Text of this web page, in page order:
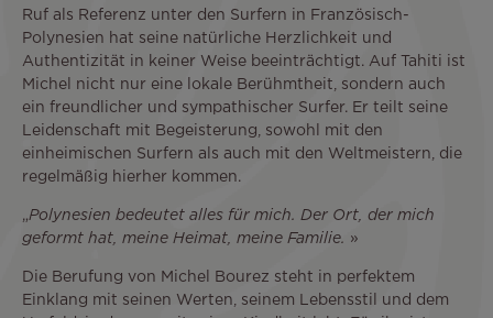
Ruf als Referenz unter den Surfern in Französisch-
Polynesien hat seine natürliche Herzlichkeit und
Authentizität in keiner Weise beeinträchtigt. Auf Tahiti ist
Michel nicht nur eine lokale Berühmtheit, sondern auch
ein freundlicher und sympathischer Surfer. Er teilt seine
Leidenschaft mit Begeisterung, sowohl mit den
einheimischen Surfern als auch mit den Weltmeistern, die
regelmäßig hierher kommen.
„Polynesien bedeutet alles für mich. Der Ort, der mich
geformt hat, meine Heimat, meine Familie. »
Die Berufung von Michel Bourez steht in perfektem
Einklang mit seinen Werten, seinem Lebensstil und dem